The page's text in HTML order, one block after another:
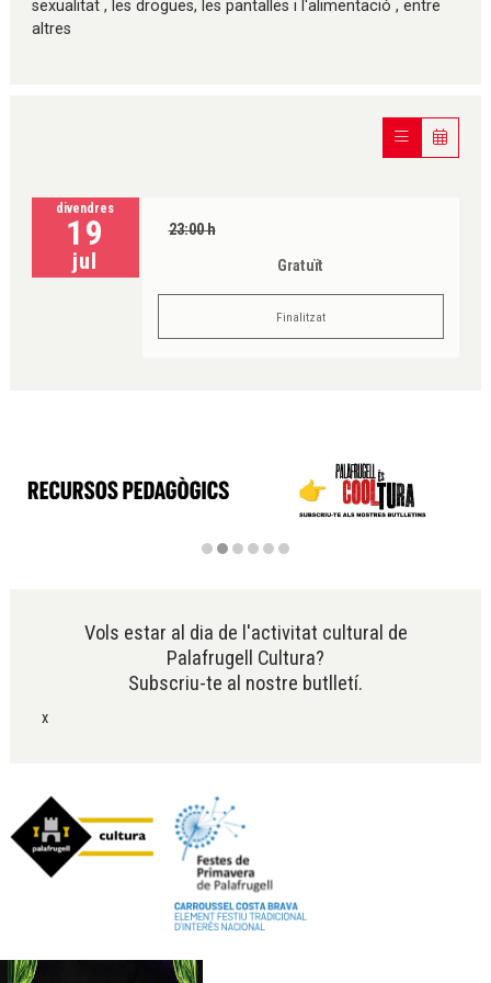
sexualitat , les drogues, les pantalles i l'alimentació , entre
altres
divendres
19
jul
23:00 h
Gratuït
Finalitzat
Vols estar al dia de l'activitat cultural de
Palafrugell Cultura?
Subscriu-te al nostre butlletí.
x